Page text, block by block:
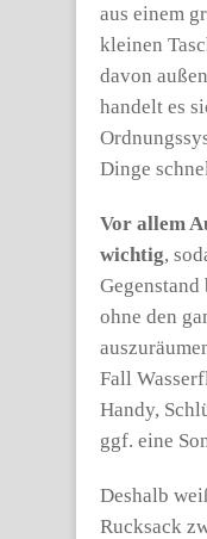
aus einem
kleinen
davon
handelt es
Dinge
Vor allem
wichtig,
ohne den
Fall
Handy,
ggf. eine
Deshalb
Rucksack